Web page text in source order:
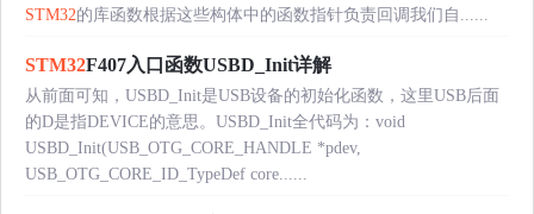
STM32的库函数根据这些构体中的函数指针负责回调我们自......
STM32F407入口函数USBD_Init详解
从前面可知，USBD_Init是USB设备的初始化函数，这里USB后面
的D是指DEVICE的意思。USBD_Init全代码为：void
USBD_Init(USB_OTG_CORE_HANDLE *pdev,
USB_OTG_CORE_ID_TypeDef core......